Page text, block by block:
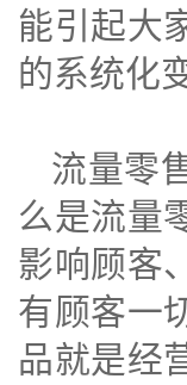
能引起大
的系统化
流量零
么是流量
影响顾客
有顾客一
品就是经